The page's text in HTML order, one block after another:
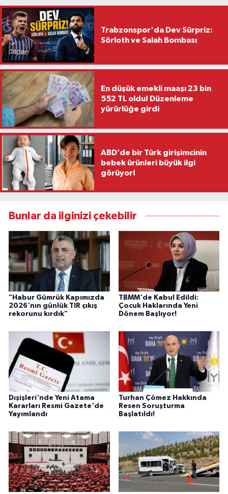
Trabzonspor'da Dev Sürpriz:
Sörloth ve Salah Bombası
En düşük emekli maaşı 23 bin
552 TL oldu! Düzenleme
yürürlüğe girdi
ABD’de bir Türk girişimcinin
bebek ürünleri büyük ilgi
görüyor!
Bunlar da ilginizi çekebilir
"Habur Gümrük Kapımızda
2026'nın günlük TIR çıkış
rekorunu kırdık"
TBMM'de Kabul Edildi:
Çocuk Haklarında Yeni
Dönem Başlıyor!
Dışişleri'nde Yeni Atama
Kararları Resmi Gazete'de
Yayımlandı
Turhan Çömez Hakkında
Resen Soruşturma
Başlatıldı!